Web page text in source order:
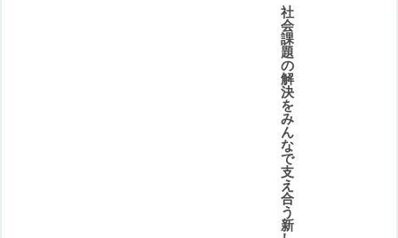
社
会
課
題
の
解
決
を
み
ん
な
で
支
え
合
う
新